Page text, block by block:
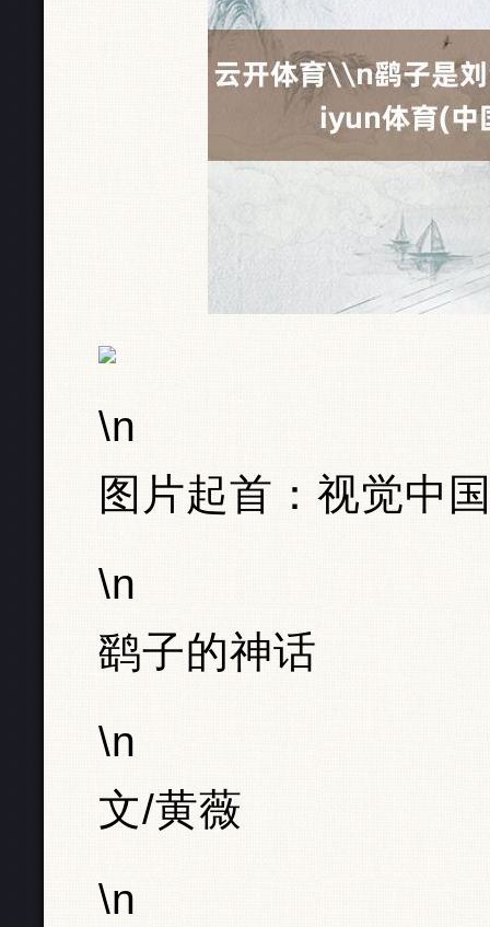
\n
图片起首：视觉中
\n
鹞子的神话
\n
文/黄薇
\n